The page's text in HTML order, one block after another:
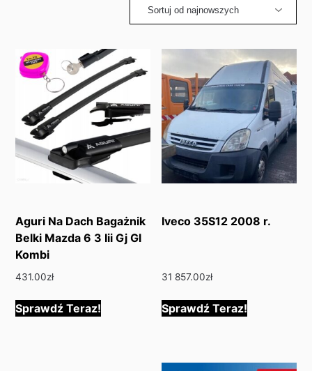
latest
Aguri Na Dach Bagażnik
Belki Mazda 6 3 Iii Gj Gl
Kombi
431.00zł
Sprawdź Teraz!
Iveco 35S12 2008 r.
31 857.00zł
Sprawdź Teraz!